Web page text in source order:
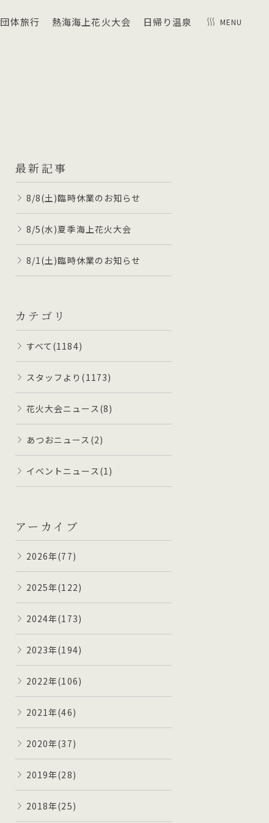
団体旅行 熱海海上花火大会 日帰り温泉 MENU
最新記事
8/8(土)臨時休業のお知らせ
8/5(水)夏季海上花火大会
8/1(土)臨時休業のお知らせ
カテゴリ
すべて(1184)
スタッフより(1173)
花火大会ニュース(8)
あつおニュース(2)
イベントニュース(1)
アーカイブ
2026年(77)
2025年(122)
2024年(173)
2023年(194)
2022年(106)
2021年(46)
2020年(37)
2019年(28)
2018年(25)